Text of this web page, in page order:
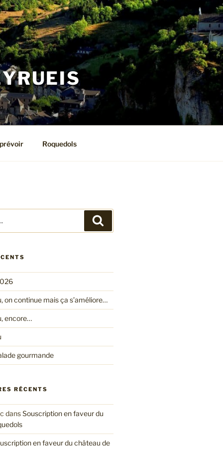
Roquedols
on continue mais ça s’améliore…
encore…
gourmande
RÉCENTS
dansSouscription en faveur du
en faveur du château de